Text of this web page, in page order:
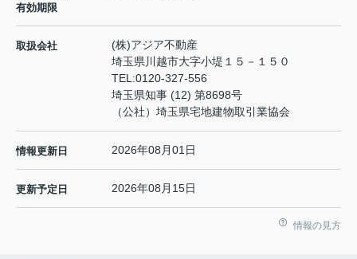
有効期限
取扱会社
(株)アジア不動産
埼玉県川越市大字小堤１５－１５０
TEL:0120-327-556
埼玉県知事 (12) 第8698号
（公社）埼玉県宅地建物取引業協会
情報更新日 2026年08月01日
更新予定日 2026年08月15日
情報の見方